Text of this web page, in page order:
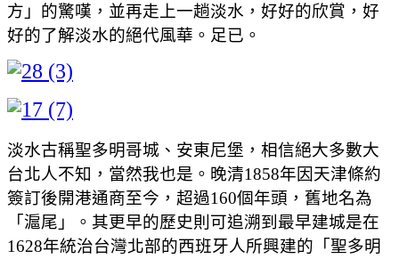
方」的驚嘆，並再走上一趟淡水，好好的欣賞，好
好的了解淡水的絕代風華。足已。
淡水古稱聖多明哥城、安東尼堡，相信絕大多數大
台北人不知，當然我也是。晚清1858年因天津條約
簽訂後開港通商至今，超過160個年頭，舊地名為
「滬尾」。其更早的歷史則可追溯到最早建城是在
1628年統治台灣北部的西班牙人所興建的「聖多明